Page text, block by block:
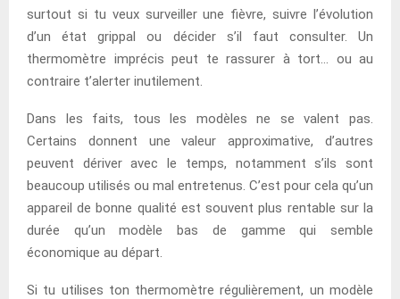
surtout si tu veux surveiller une fièvre, suivre l’évolution
d’un état grippal ou décider s’il faut consulter. Un
thermomètre imprécis peut te rassurer à tort… ou au
contraire t’alerter inutilement.
Dans les faits, tous les modèles ne se valent pas.
Certains donnent une valeur approximative, d’autres
peuvent dériver avec le temps, notamment s’ils sont
beaucoup utilisés ou mal entretenus. C’est pour cela qu’un
appareil de bonne qualité est souvent plus rentable sur la
durée qu’un modèle bas de gamme qui semble
économique au départ.
Si tu utilises ton thermomètre régulièrement, un modèle